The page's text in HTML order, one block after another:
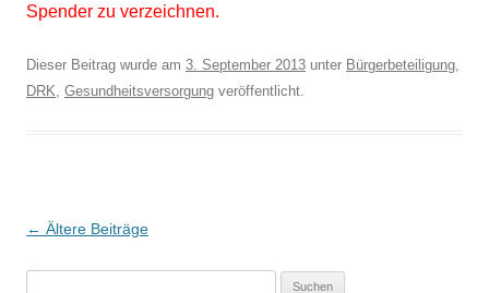
Spender zu verzeichnen.
Dieser Beitrag wurde am 3. September 2013 unter Bürgerbeteiligung
DRK Gesundheitsversorgung veröffentlicht.
Beitrags-
← Ältere Beiträge